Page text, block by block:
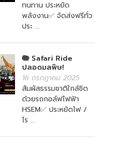
ทนทาน ประหยัด
พลังงาน✅ จัดส่งฟรีทั่ว
ประ ...
🐘 Safari Ride
ปลอดมลพิษ!
16 กรกฎาคม 2025
สัมผัสธรรมชาติใกล้ชิด
ด้วยรถกอล์ฟไฟฟ้า
HSEM✅ ประหยัดไฟ /
ไร ...